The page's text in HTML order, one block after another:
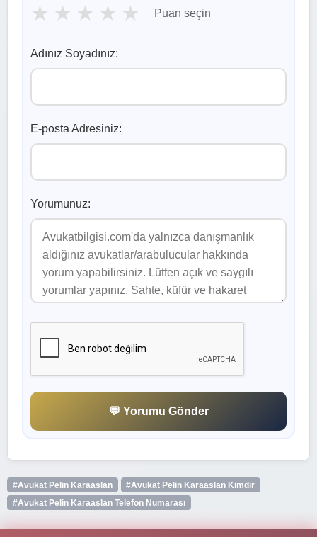
★ ★ ★ ★ ★ Puan seçin
Adınız Soyadınız:
E-posta Adresiniz:
Yorumunuz:
💬 Yorumu Gönder
#Avukat Pelin Karaaslan
#Avukat Pelin Karaaslan Kimdir
#Avukat Pelin Karaaslan Telefon Numarası